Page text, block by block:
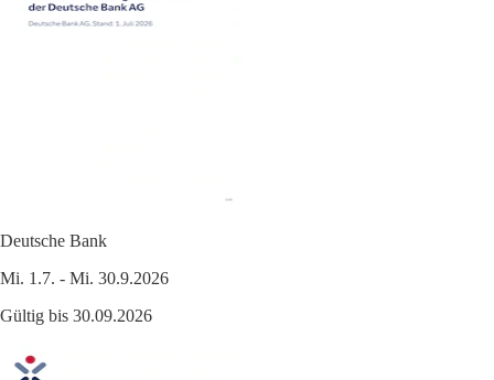
Deutsche Bank
Mi. 1.7. - Mi. 30.9.2026
Gültig bis 30.09.2026